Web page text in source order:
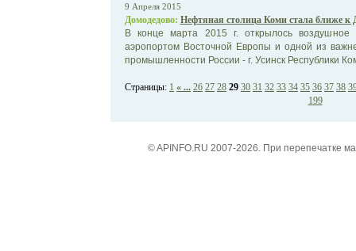
9 Апреля 2015
Домодедово: Нефтяная столица Коми стала ближе к
В конце марта 2015 г. открылось
аэропортом Восточной Европы и одной из
промышленности России - г. Усинск Республики
Страницы: 1 « ... 26 27 28 29 30 31 32 33 34 35 36 37 38
199
© APINFO.RU 2007-2026. При перепечатке